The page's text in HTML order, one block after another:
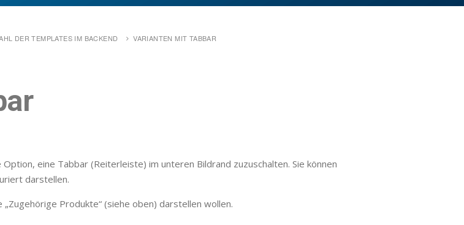
DER TEMPLATES IM BACKEND VARIANTEN MIT TABBAR
eine Tabbar (Reiterleiste) im unteren Bildrand zuzuschalten. Sie können
darstellen.
Produkte“ (siehe oben) darstellen wollen.